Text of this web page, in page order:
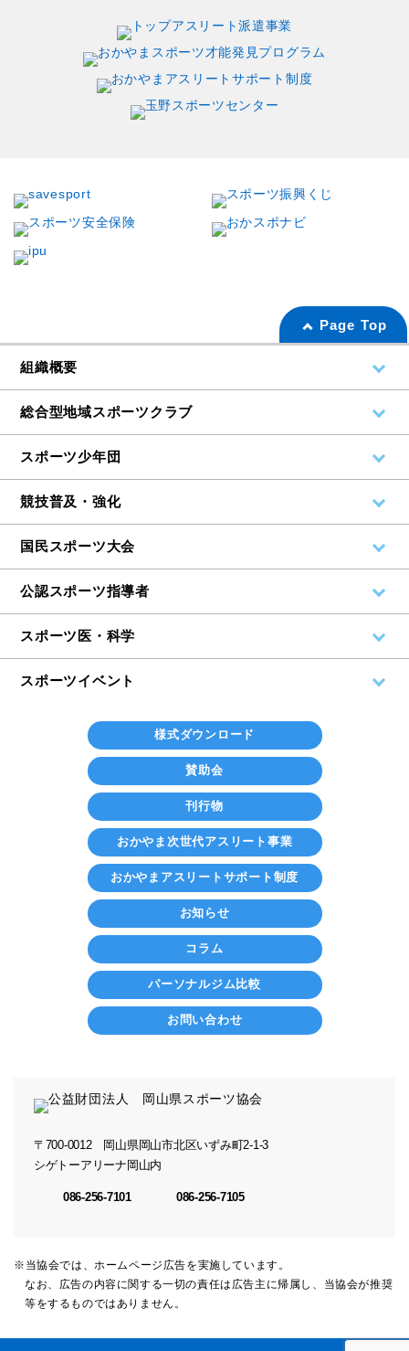
Page Top
組織概要
総合型地域スポーツクラブ
スポーツ少年団
競技普及・強化
国民スポーツ大会
公認スポーツ指導者
スポーツ医・科学
スポーツイベント
様式ダウンロード
賛助会
刊行物
おかやま次世代アスリート事業
おかやまアスリートサポート制度
お知らせ
コラム
パーソナルジム比較
お問い合わせ
〒700-0012
岡山県岡山市北区いずみ町2-1-3
シゲトーアリーナ岡山内
086-256-7101 086-256-7105
※当協会では、ホームページ広告を実施しています。
なお、広告の内容に関する一切の責任は広告主に帰属し、当協会が推奨
等をするものではありません。